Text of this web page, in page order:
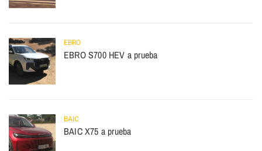
EBRO
EBRO S700 HEV a prueba
BAIC
BAIC X75 a prueba